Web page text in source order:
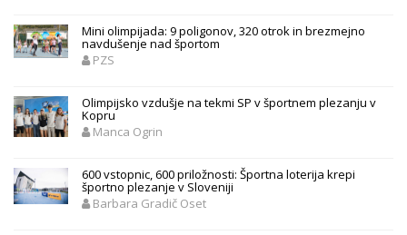
Mini olimpijada: 9 poligonov, 320 otrok in brezmejno
navdušenje nad športom
PZS
Olimpijsko vzdušje na tekmi SP v športnem plezanju v
Kopru
Manca Ogrin
600 vstopnic, 600 priložnosti: Športna loterija krepi
športno plezanje v Sloveniji
Barbara Gradič Oset